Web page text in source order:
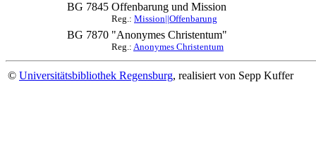
BG 7845 Offenbarung und Mission
Reg.: Mission||Offenbarung
BG 7870 "Anonymes Christentum"
Reg.: Anonymes Christentum
© Universitätsbibliothek Regensburg, realisiert von Sepp Kuffer